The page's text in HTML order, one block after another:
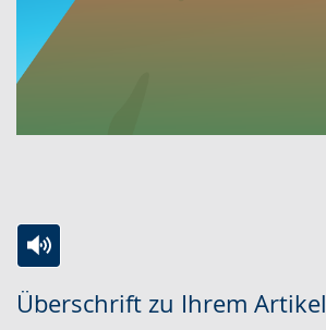
Überschrift zu Ihrem Artikel
Leichten
Audio-
Video